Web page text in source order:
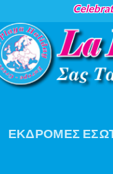
ΕΚΔΡΟΜΈΣ